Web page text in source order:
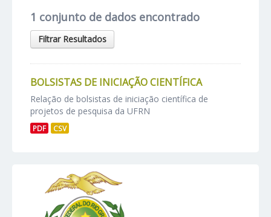
1 conjunto de dados encontrado
Filtrar Resultados
BOLSISTAS DE INICIAÇÃO CIENTÍFICA
Relação de bolsistas de iniciação científica de
projetos de pesquisa da UFRN
PDF CSV